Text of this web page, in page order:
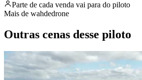
Parte de cada venda vai para do piloto
Mais de wahdedrone
Outras cenas desse piloto